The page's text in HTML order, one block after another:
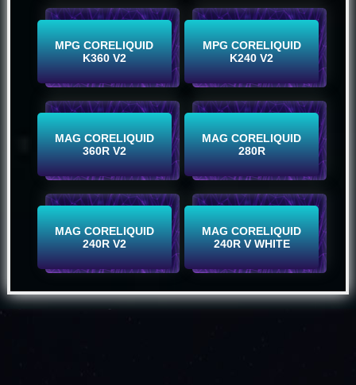
MPG CORELIQUID
K360 V2
Buy Now
MPG CORELIQUID
K240 V2
Buy Now
MAG CORELIQUID
360R V2
Buy Now
MAG CORELIQUID
280R
Buy Now
MAG CORELIQUID
240R V2
Buy Now
MAG CORELIQUID
240R V WHITE
Buy Now